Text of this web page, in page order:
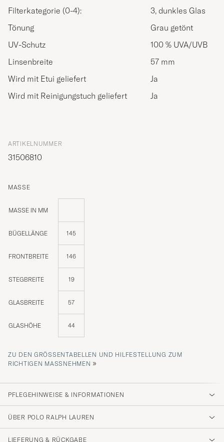
Filterkategorie (0-4):
3, dunkles Glas
Tönung
Grau getönt
UV-Schutz
100 % UVA/UVB
Linsenbreite
57 mm
Wird mit Etui geliefert
Ja
Wird mit Reinigungstuch geliefert
Ja
ARTIKELNUMMER
31506810
MASSE
MASSE IN MM
BÜGELLÄNGE 145
FRONTBREITE 146
STEGBREITE 19
GLASBREITE 57
GLASHÖHE 44
ZU DEN GRÖSSENTABELLEN UND HILFESTELLUNG ZUM R
ICHTIGEN MASSNEHMEN
»
PFLEGEHINWEISE & INFORMATIONEN
ÜBER POLO RALPH LAUREN
LIEFERUNG & RÜCKGABE